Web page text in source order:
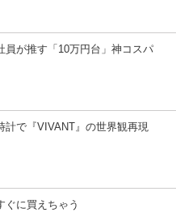
員が推す「10万円台」神コスパ
計で『VIVANT』の世界観再現
ぐに買えちゃう